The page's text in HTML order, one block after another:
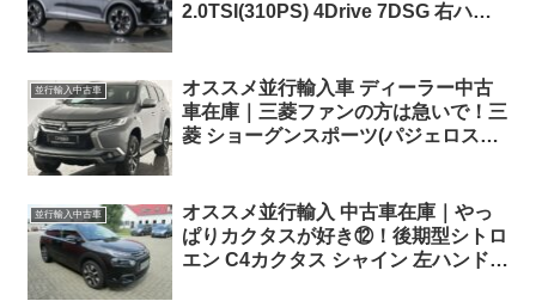
2.0TSI(310PS) 4Drive 7DSG 右ハン
並行輸入中古車
オススメ並行輸入車 ディーラー中古
車在庫｜三菱ファンの方は急いで！三
菱 ショーグンスポーツ(パジェロスポ
並行輸入中古車
オススメ並行輸入 中古車在庫｜やっ
ぱりカクタスが好き⑫！後期型シトロ
エン C4カクタス シャイン 左ハンドル